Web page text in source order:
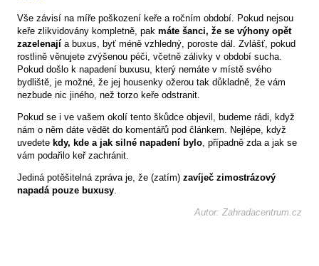
Vše závisí na míře poškození keře a ročním období. Pokud nejsou
keře zlikvidovány kompletně, pak máte šanci, že se výhony opět
zazelenají a buxus, byť méně vzhledný, poroste dál. Zvlášť, pokud
rostlině věnujete zvýšenou péči, včetně zálivky v období sucha.
Pokud došlo k napadení buxusu, který nemáte v místě svého
bydliště, je možné, že jej housenky ožerou tak důkladně, že vám
nezbude nic jiného, než torzo keře odstranit.
Pokud se i ve vašem okolí tento škůdce objevil, budeme rádi, když
nám o něm dáte vědět do komentářů pod článkem. Nejlépe, když
uvedete kdy, kde a jak silné napadení bylo, případně zda a jak se
vám podařilo keř zachránit.
Jediná potěšitelná zpráva je, že (zatím) zavíječ zimostrázový
napadá pouze buxusy.
Autor: Zahradacentrum.cz